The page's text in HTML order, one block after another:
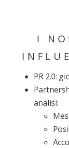
I
PR 2.0:
analisi: